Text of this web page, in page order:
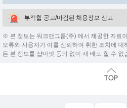
부적합 공고/마감된 채용정보 신고
※ 본 정보는 워크맨그룹(주) 에서 제공한 자료
오류와 사용자가 이를 신뢰하여 취한 조치에
든 본 정보를 샵마넷 동의 없이 재 배포 할 수 없